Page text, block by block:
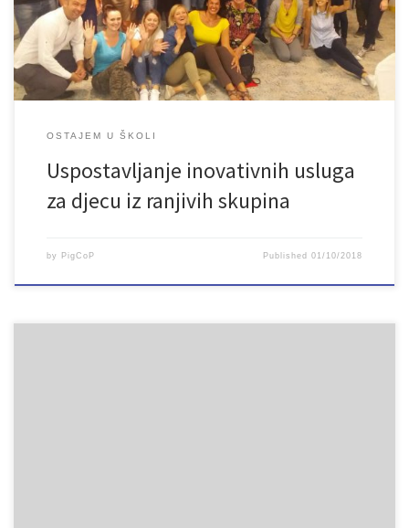
Udruženjem „Vermont“ iz Brčkog realizira u okviru projekta
BRIGHT4ALL – Osnovno pravo na […]
OSTAJEM U ŠKOLI
Uspostavljanje inovativnih usluga
za djecu iz ranjivih skupina
by PigCoP Published01/10/2018